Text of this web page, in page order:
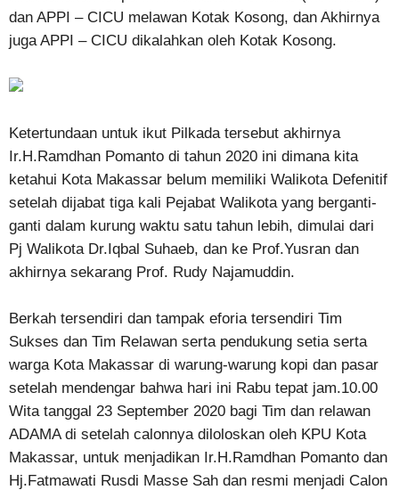
dan APPI – CICU melawan Kotak Kosong, dan Akhirnya
juga APPI – CICU dikalahkan oleh Kotak Kosong.
Ketertundaan untuk ikut Pilkada tersebut akhirnya
Ir.H.Ramdhan Pomanto di tahun 2020 ini dimana kita
ketahui Kota Makassar belum memiliki Walikota Defenitif
setelah dijabat tiga kali Pejabat Walikota yang berganti-
ganti dalam kurung waktu satu tahun lebih, dimulai dari
Pj Walikota Dr.Iqbal Suhaeb, dan ke Prof.Yusran dan
akhirnya sekarang Prof. Rudy Najamuddin.
Berkah tersendiri dan tampak eforia tersendiri Tim
Sukses dan Tim Relawan serta pendukung setia serta
warga Kota Makassar di warung-warung kopi dan pasar
setelah mendengar bahwa hari ini Rabu tepat jam.10.00
Wita tanggal 23 September 2020 bagi Tim dan relawan
ADAMA di setelah calonnya diloloskan oleh KPU Kota
Makassar, untuk menjadikan Ir.H.Ramdhan Pomanto dan
Hj.Fatmawati Rusdi Masse Sah dan resmi menjadi Calon